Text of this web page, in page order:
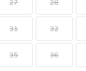
27 28
31 32
35 36